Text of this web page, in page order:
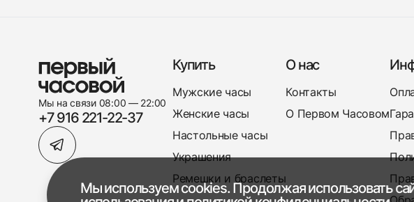
Мы на связи 08:00 — 22:00
+7 916 221-22-37
Купить
Мужские часы
Женские часы
Настольные часы
Украшения
Ремешки и браслеты
О нас
Контакты
О Первом Часовом
Мы используем cookies. Продолжая использовать